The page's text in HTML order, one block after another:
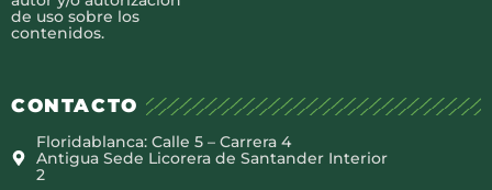
de uso sobre los
contenidos.
CONTACTO
Floridablanca: Calle 5 – Carrera 4
Antigua Sede Licorera de Santander Interior
2